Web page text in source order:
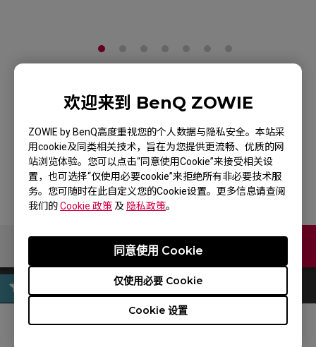
欢迎来到 BenQ ZOWIE
ZOWIE by BenQ高度重视您的个人数据与隐私安全。本站采
用cookie及同类相关技术，旨在为您提供更流畅、优质的网
站浏览体验。您可以点击“同意使用Cookie”来接受相关设
置，也可选择“仅使用必要cookie”来拒绝所有非必要技术服
务。您可随时在此自定义您的Cookie设置。更多信息请查阅
我们的Cookie 政策 及 隐私政策。
Cookie 设置
仅使用必要 Cookie
同意使用 Cookie
ZOWIE CELERITAS II
DIVINA 粉 电竞键盘
产品页